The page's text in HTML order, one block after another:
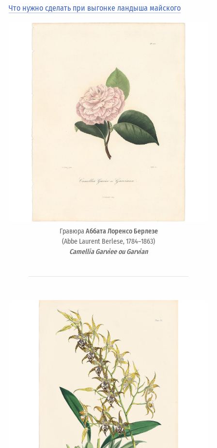
Что нужно сделать при выгонке ландыша майского
ГравюраАббата Лоренсо Берлезе
(Abbe Laurent Berlese, 1784–1863)
Camellia Garviee ou Garvian